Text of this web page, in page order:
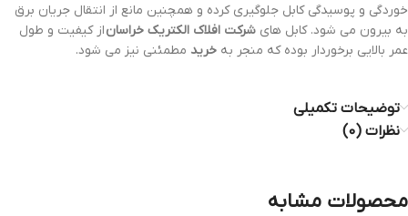
خوردگی و پوسیدگی کابل جلوگیری کرده و همچنین مانع از انتقال جریان برق
به بیرون می شود. کابل های شرکت افلاک الکتریک خراساناز کیفیت و طول
عمر بالایی برخوردار بوده که منجر به خرید مطمئنی نیز می شود.
توضیحات تکمیلی
نظرات (0)
محصولات مشابه